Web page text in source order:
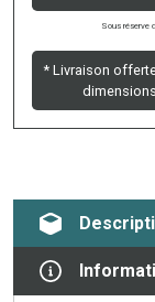
Sous réserve
* Livraison